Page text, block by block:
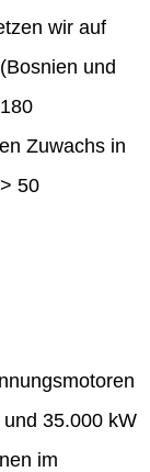
wir auf
und
Zuwachs in
50
35.000 kW
im